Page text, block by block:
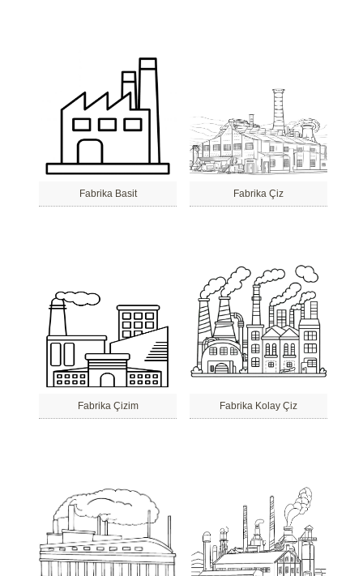
Fabrika Basit Fabrika Çiz
Fabrika Çizim Fabrika Kolay Çiz